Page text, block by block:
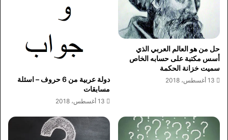
حل من هو العالم العربي الذي
أسس مكتبة على حسابه الخاص
سميت خزانة الحكمة
13 أغسطس، 2018
دولة عربية من 6 حروف – اسئلة
مسابقات
13 أغسطس، 2018